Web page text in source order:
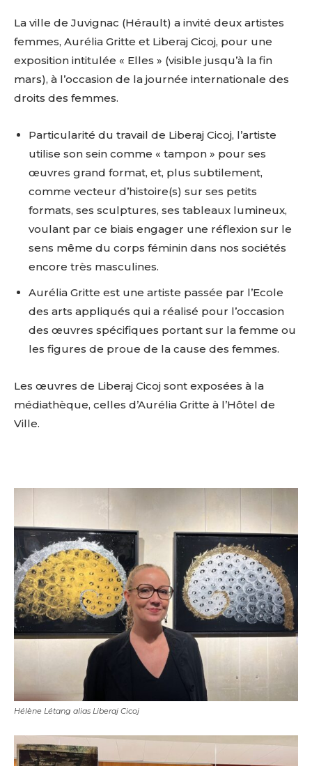
La ville de Juvignac (Hérault) a invité deux artistes
femmes, Aurélia Gritte et Liberaj Cicoj, pour une
exposition intitulée « Elles » (visible jusqu’à la fin
mars), à l’occasion de la journée internationale des
droits des femmes.
Particularité du travail de Liberaj Cicoj, l’artiste
utilise son sein comme « tampon » pour ses
œuvres grand format, et, plus subtilement,
comme vecteur d’histoire(s) sur ses petits
formats, ses sculptures, ses tableaux lumineux,
voulant par ce biais engager une réflexion sur le
sens même du corps féminin dans nos sociétés
encore très masculines.
Aurélia Gritte est une artiste passée par l’Ecole
des arts appliqués qui a réalisé pour l’occasion
des œuvres spécifiques portant sur la femme ou
les figures de proue de la cause des femmes.
Les œuvres de Liberaj Cicoj sont exposées à la
médiathèque, celles d’Aurélia Gritte à l’Hôtel de
Ville.
Hélène Létang alias Liberaj Cicoj